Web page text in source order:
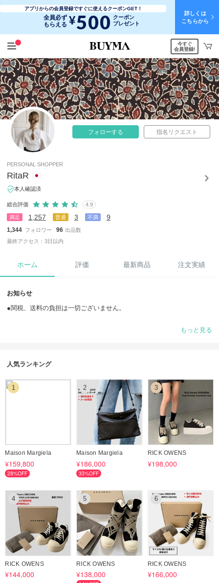
アプリからの会員登録ですぐに使えるクーポンGET！
全員必ず
もらえる ¥500 クーポン
プレゼント
詳しくは
こちらから
今すぐ
会員登録!
フォローする 指名リクエスト
PERSONAL SHOPPER
RitaR
本人確認済
総合評価 4.9
満足 1,257 普通 3 不満 9
1,344 フォロワー 96 出品数
最終アクセス：3日以内
ホーム 評価 最新商品 注文実績
お知らせ
●関税、送料の負担は一切ございません。
●配送スケジュールによっては、納品に遅延が生じる可能性がざいま
●BUYMAの規定に従い、ご注文から18日後「発送期限の延長申請」をさ
せていただきますので予ご了承ください。
●ご注文確定後、お客様のご都合によるキャンセル・変更・返品・交換
もっと見る
人気ランキング
1
Maison Margiela
¥159,800
28%OFF
2
Maison Margiela
¥186,000
33%OFF
3
RICK OWENS
¥198,000
4
RICK OWENS
¥144,000
5
RICK OWENS
¥138,000
6
RICK OWENS
¥166,000